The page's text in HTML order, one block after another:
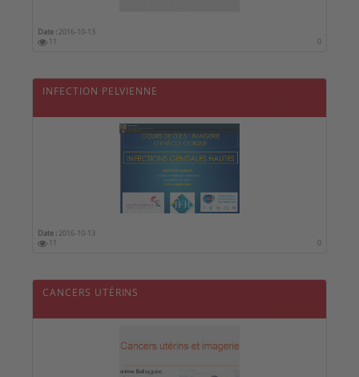
Date : 2016-10-13
11
0
INFECTION PELVIENNE
Date : 2016-10-13
11
0
CANCERS UTÉRINS